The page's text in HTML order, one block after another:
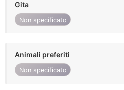
Gita
Non specificato
Animali preferiti
Non specificato